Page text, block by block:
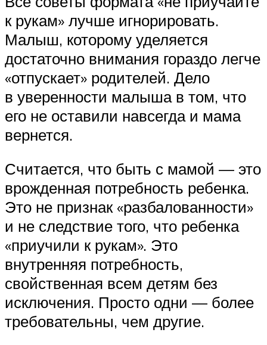
к рукам» лучше игнорировать.
Малыш, которому уделяется
достаточно внимания гораздо легче
«отпускает» родителей. Дело
в уверенности малыша в том, что
его не оставили навсегда и мама
вернется.
Считается, что быть с мамой — это
врожденная потребность ребенка.
Это не признак «разбалованности»
и не следствие того, что ребенка
«приучили к рукам». Это
внутренняя потребность,
свойственная всем детям без
исключения. Просто одни — более
требовательны, чем другие.